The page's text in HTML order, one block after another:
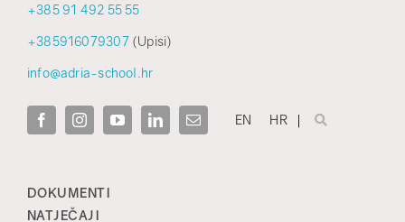
+385 91 492 55 55
+385916079307(Upisi)
info@adria-school.hr
EN HR
DOKUMENTI
NATJEČAJI